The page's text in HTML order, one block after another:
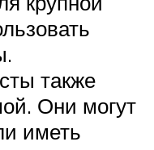
также
Они могут
иметь